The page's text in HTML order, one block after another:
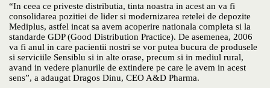
“In ceea ce priveste distributia, tinta noastra in acest an va fi
consolidarea pozitiei de lider si modernizarea retelei de depozite
Mediplus, astfel incat sa avem acoperire nationala completa si la
standarde GDP (Good Distribution Practice). De asemenea, 2006
va fi anul in care pacientii nostri se vor putea bucura de produsele
si serviciile Sensiblu si in alte orase, precum si in mediul rural,
avand in vedere planurile de extindere pe care le avem in acest
sens”, a adaugat Dragos Dinu, CEO A&D Pharma.